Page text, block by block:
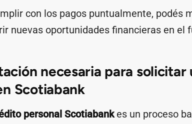
con los pagos puntualmente, podés
nuevas oportunidades financieras en el
necesaria para
Scotiabank
personal Scotiabankes un proceso